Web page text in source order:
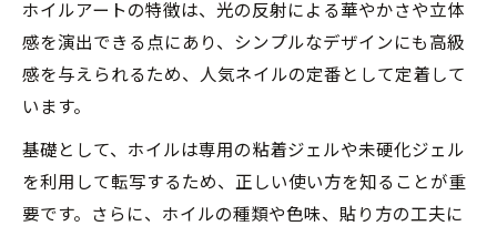
ホイルアートの特徴は、光の反射による華やかさや立体
感を演出できる点にあり、シンプルなデザインにも高級
感を与えられるため、人気ネイルの定番として定着して
います。
基礎として、ホイルは専用の粘着ジェルや未硬化ジェル
を利用して転写するため、正しい使い方を知ることが重
要です。さらに、ホイルの種類や色味、貼り方の工夫に